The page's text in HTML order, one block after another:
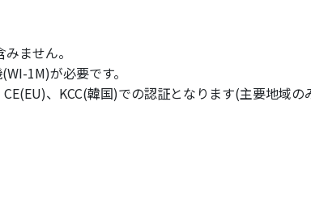
ません。
1M)が必要です。
、KCC(韓国)での認証となります(主要地域